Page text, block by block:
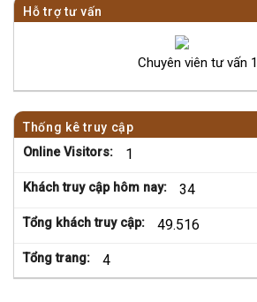
Hỗ trợ tư vấn
Chuyên viên tư vấn 1
Thống kê truy cập
Online Visitors: 1
Khách truy cập hôm nay: 34
Tổng khách truy cập: 49.516
Tổng trang: 4